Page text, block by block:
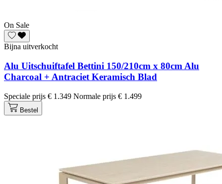
On Sale
Bijna uitverkocht
Alu Uitschuiftafel Bettini 150/210cm x 80cm Alu
Charcoal + Antraciet Keramisch Blad
Speciale prijs € 1.349 Normale prijs € 1.499
Bestel